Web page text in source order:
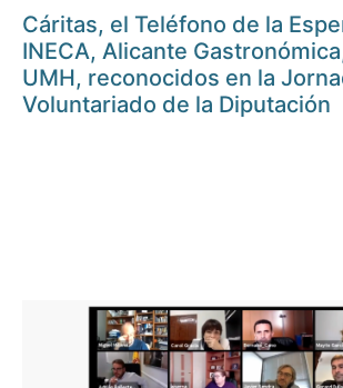
Cáritas, el Teléfono de la
INECA, Alicante
UMH, reconocidos en la
Voluntariado de la Diputación